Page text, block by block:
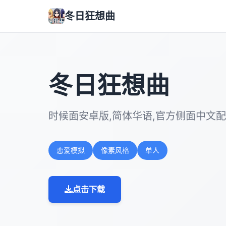
冬日狂想曲
冬日狂想曲
时候面安卓版,简体华语,官方侧面中文
恋爱模拟 像素风格 单人
点击下载